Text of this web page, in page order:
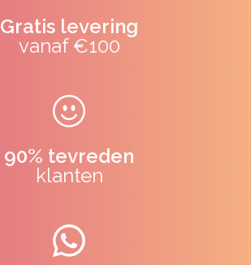
Gratis levering
vanaf €100
90% tevreden
klanten